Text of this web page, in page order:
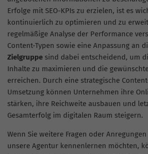
Erfolge mit SEO-KPIs zu erzielen, ist es
kontinuierlich zu optimieren und zu
regelmäßige Analyse der Performance
Content-Typen sowie eine Anpassung an
Zielgruppe sind dabei entscheidend, um
Inhalte zu maximieren und die
erreichen. Durch eine strategische
Umsetzung können Unternehmen ihre
stärken, ihre Reichweite ausbauen und
Gesamterfolg im digitalen Raum steigern.
Wenn Sie weitere Fragen oder
unsere Agentur kennenlernen möchten,